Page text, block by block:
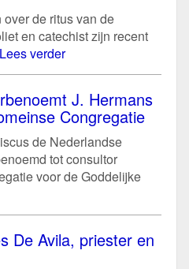
de ritus van de
en catechist zijn recent
Lees verder
J. Hermans
Congregatie
de Nederlandse
tot consultor
voor de Goddelijke
De Avila, priester en